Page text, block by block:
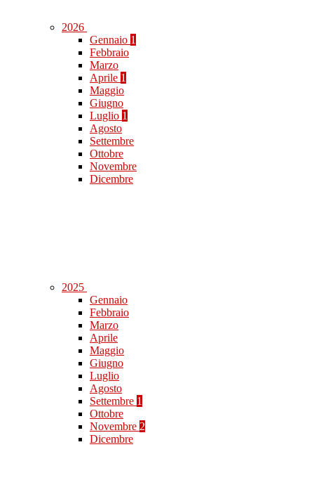
2026
Gennaio 1
Febbraio
Marzo
Aprile 1
Maggio
Giugno
Luglio 1
Agosto
Settembre
Ottobre
Novembre
Dicembre
2025
Gennaio
Febbraio
Marzo
Aprile
Maggio
Giugno
Luglio
Agosto
Settembre 1
Ottobre
Novembre 2
Dicembre